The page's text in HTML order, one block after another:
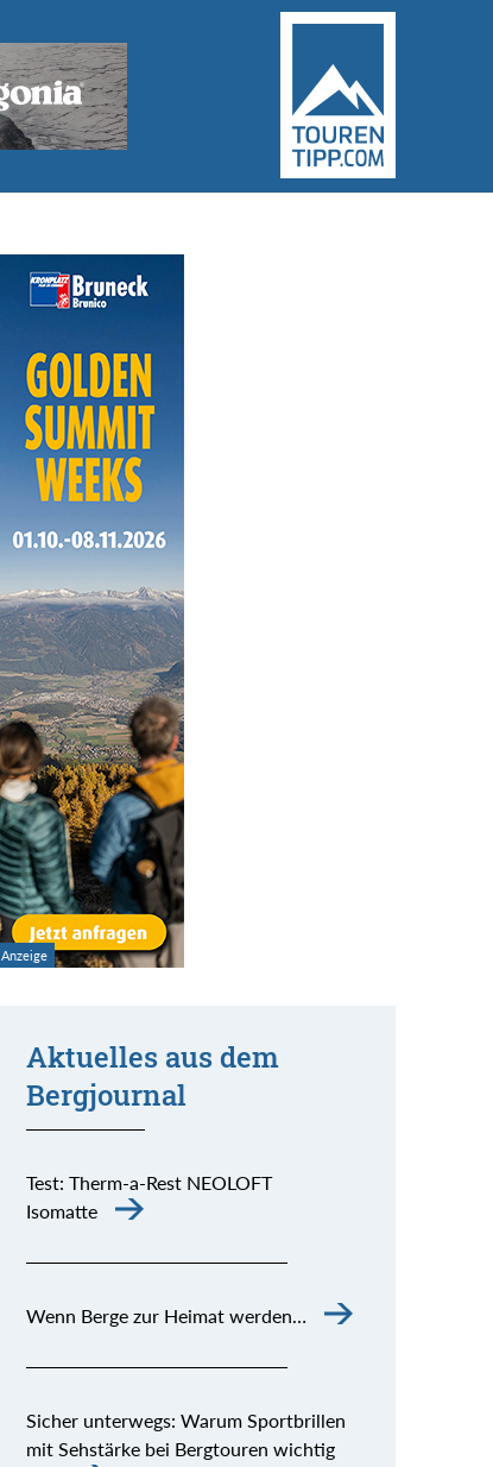
Aktuelles aus dem
Bergjournal
Test: Therm-a-Rest NEOLOFT
Isomatte
Wenn Berge zur Heimat werden…
Sicher unterwegs: Warum Sportbrillen
mit Sehstärke bei Bergtouren wichtig